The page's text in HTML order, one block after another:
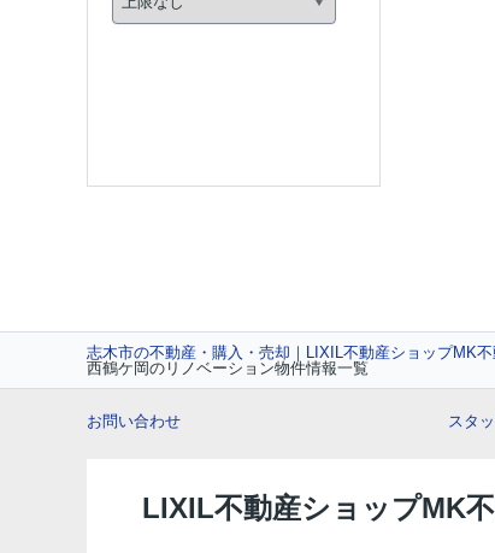
志木市の不動産・購入・売却｜LIXIL不動産ショップMK
西鶴ケ岡のリノベーション物件情報一覧
お問い合わせ スタ
LIXIL不動産ショップMK